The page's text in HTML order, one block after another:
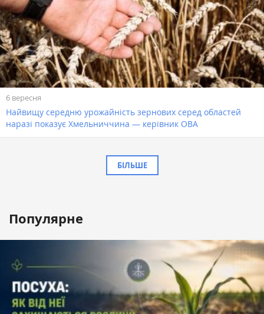
6 вересня
Найвищу середню урожайність зернових серед областей
наразі показує Хмельниччина — керівник ОВА
БІЛЬШЕ
Популярне